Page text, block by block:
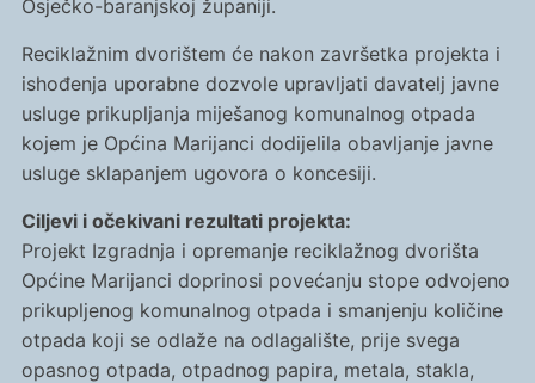
Osječko-baranjskoj županiji.
Reciklažnim dvorištem će nakon završetka projekta i
ishođenja uporabne dozvole upravljati davatelj javne
usluge prikupljanja miješanog komunalnog otpada
kojem je Općina Marijanci dodijelila obavljanje javne
usluge sklapanjem ugovora o koncesiji.
Ciljevi i očekivani rezultati projekta:
Projekt Izgradnja i opremanje reciklažnog dvorišta
Općine Marijanci doprinosi povećanju stope odvojeno
prikupljenog komunalnog otpada i smanjenju količine
otpada koji se odlaže na odlagalište, prije svega
opasnog otpada, otpadnog papira, metala, stakla,